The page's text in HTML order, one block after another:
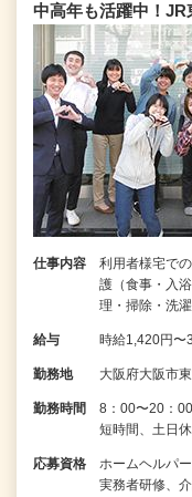
中高年も活躍中！JR
仕事内容
利用者様宅で
護（食事・入
理・掃除・洗
給与 時給1,420円〜
勤務地 大阪府大阪市
勤務時間
8：00〜20：
短時間、土日
応募資格
ホームヘルパ
実務者研修、